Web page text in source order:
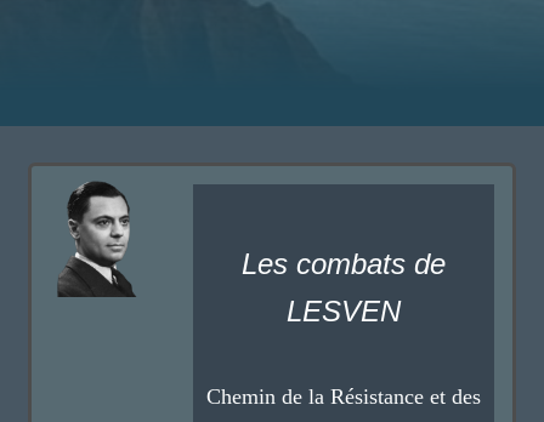
Les combats de
LESVEN
Chemin de la Résistance et des